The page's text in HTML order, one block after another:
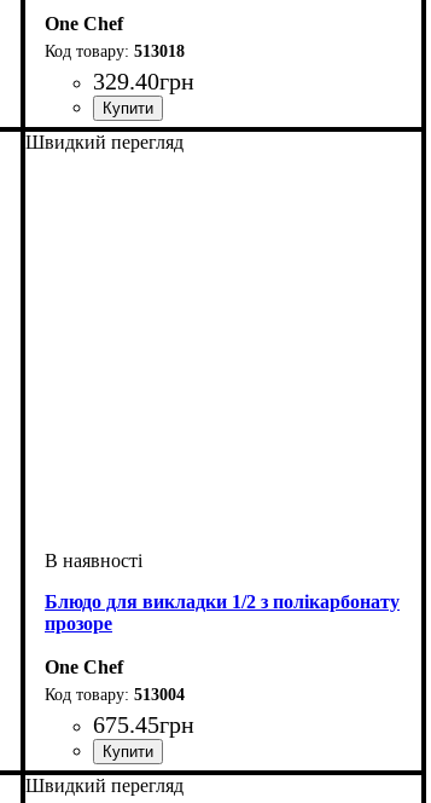
One Chef
513018
329.40грн
Швидкий перегляд
Блюдо для викладки 1/2 з полікарбонату
прозоре
One Chef
513004
675.45грн
Швидкий перегляд